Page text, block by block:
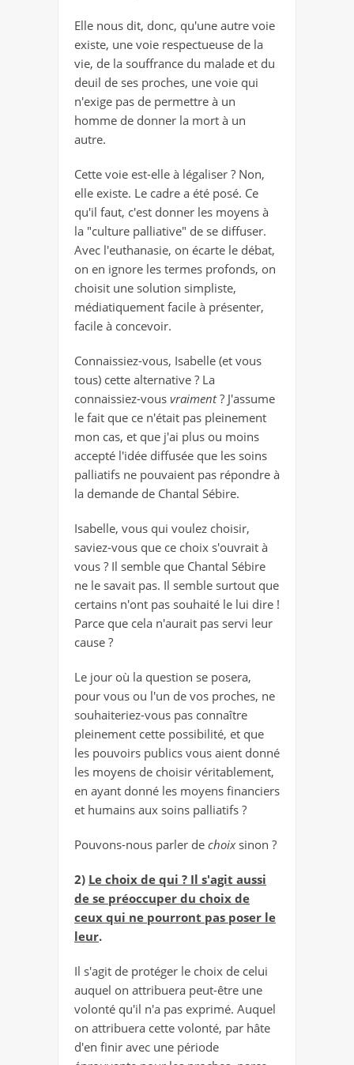
Elle nous dit, donc, qu'une autre voie
existe, une voie respectueuse de la
vie, de la souffrance du malade et du
deuil de ses proches, une voie qui
n'exige pas de permettre à un
homme de donner la mort à un
autre.
Cette voie est-elle à légaliser ? Non,
elle existe. Le cadre a été posé. Ce
qu'il faut, c'est donner les moyens à
la "culture palliative" de se diffuser.
Avec l'euthanasie, on écarte le débat,
on en ignore les termes profonds, on
choisit une solution simpliste,
médiatiquement facile à présenter,
facile à concevoir.
Connaissiez-vous, Isabelle (et vous
tous) cette alternative ? La
connaissiez-vous vraiment? J'assume
le fait que ce n'était pas pleinement
mon cas, et que j'ai plus ou moins
accepté l'idée diffusée que les soins
palliatifs ne pouvaient pas répondre à
la demande de Chantal Sébire.
Isabelle, vous qui voulez choisir,
saviez-vous que ce choix s'ouvrait à
vous ? Il semble que Chantal Sébire
ne le savait pas. Il semble surtout que
certains n'ont pas souhaité le lui dire !
Parce que cela n'aurait pas servi leur
cause ?
Le jour où la question se posera,
pour vous ou l'un de vos proches, ne
souhaiteriez-vous pas connaître
pleinement cette possibilité, et que
les pouvoirs publics vous aient donné
les moyens de choisir véritablement,
en ayant donné les moyens financiers
et humains aux soins palliatifs ?
Pouvons-nous parler de choix sinon ?
2) Le choix de qui ? Il s'agit aussi
de se préoccuper du choix de
ceux qui ne pourront pas poser le
leur.
Il s'agit de protéger le choix de celui
auquel on attribuera peut-être une
volonté qu'il n'a pas exprimé. Auquel
on attribuera cette volonté, par hâte
d'en finir avec une période